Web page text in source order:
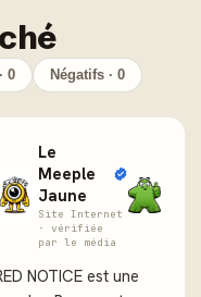
0 Négatifs · 0
Le
Meeple
Jaune
Site Internet
· vérifiée
par le média
NOTICE est une